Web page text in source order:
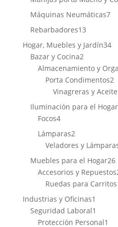
Máquinas Neumáticas77
Rebarbadores1313
productos
Hogar, Muebles y Jardín3434
Bazar y Cocina22
productos
Almacenamiento y
Porta Condimentos22
Vinagreras y
Iluminación para el Hogar
Focos44
productos
Lámparas22
productos
Veladores y
Muebles para el Hogar2626
Accesorios y Repuestos
Ruedas para
Industrias y Oficinas1
Seguridad Laboral1
Protección Personal1